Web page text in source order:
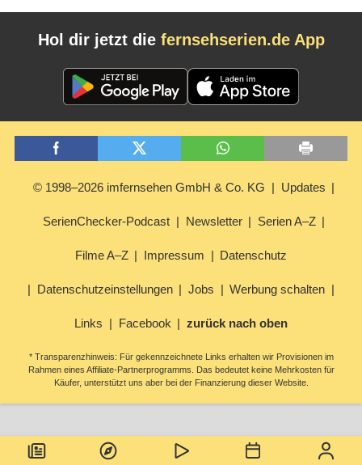
Hol dir jetzt die fernsehserien.de App
© 1998–2026 imfernsehen GmbH & Co. KG Updates
SerienChecker-Podcast Newsletter Serien A–Z
Filme A–Z Impressum Datenschutz
Datenschutzeinstellungen Jobs Werbung schalten
Links Facebook zurück nach oben
* Transparenzhinweis: Für gekennzeichnete Links erhalten wir Provisionen im
Rahmen eines Affiliate-Partnerprogramms. Das bedeutet keine Mehrkosten für
Käufer, unterstützt uns aber bei der Finanzierung dieser Website.